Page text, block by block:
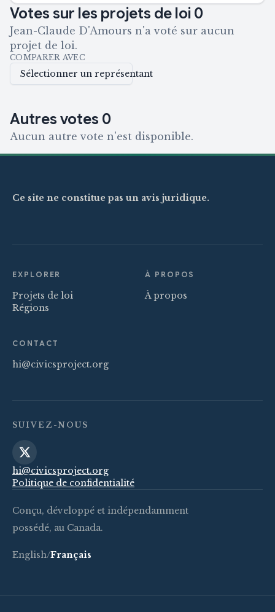
Votes sur les projets de loi 0
Jean-Claude D'Amours n'a voté sur aucun
projet de loi.
COMPARER AVEC
Sélectionner un représentant
Autres votes 0
Aucun autre vote n'est disponible.
Ce site ne constitue pas un avis juridique.
EXPLORER
Projets de loi
Régions
À PROPOS
À propos
CONTACT
hi@civicsproject.org
SUIVEZ-NOUS
hi@civicsproject.org
Politique de confidentialité
Conçu, développé et indépendamment
possédé, au Canada.
English/Français